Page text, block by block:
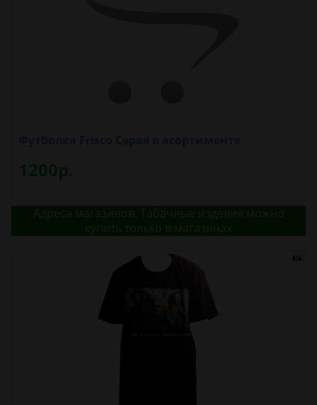
1200р.
Адреса магазинов. Табачные изделия можно
купить только в магазинах